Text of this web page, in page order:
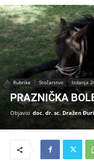
Rubrike Stočarstvo Izdanja
PRAZNIČKA
Objavio doc. dr. sc. Dražen